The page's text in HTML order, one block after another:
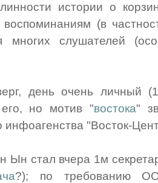
истории о
(в
многих слушателей
день очень личный
его, но мотив "востока"
инфоагенства "Восток-
Ын стал вчера 1м
?); по требованию